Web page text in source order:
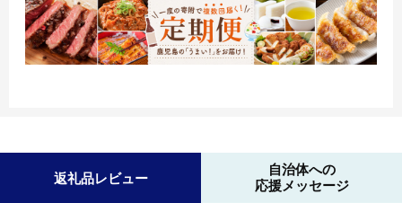
返礼品レビュー
自治体への
応援メッセージ